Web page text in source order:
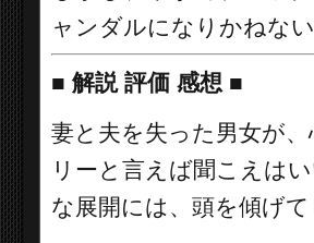
ャンダルになりかねな
■ 解説 評価 感想 ■
妻と夫を失った男女が
リーと言えば聞こえは
な展開には、頭を傾げ